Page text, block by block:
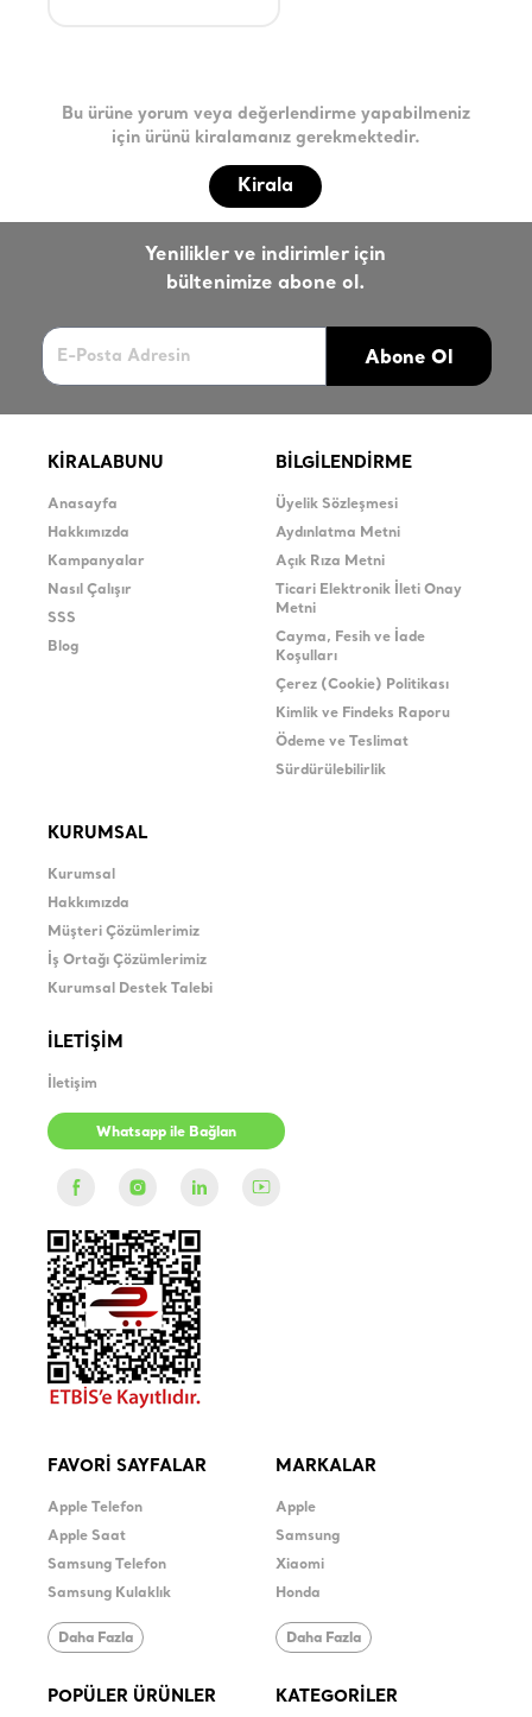
Bu ürüne yorum veya değerlendirme yapabilmeniz
için ürünü kiralamanız gerekmektedir.
Kirala
Yenilikler ve indirimler için
bültenimize abone ol.
Abone Ol
KİRALABUNU
Anasayfa
Hakkımızda
Kampanyalar
Nasıl Çalışır
SSS
Blog
BİLGİLENDİRME
Üyelik Sözleşmesi
Aydınlatma Metni
Açık Rıza Metni
Ticari Elektronik İleti Onay
Metni
Cayma, Fesih ve İade
Koşulları
Çerez (Cookie) Politikası
Kimlik ve Findeks Raporu
Ödeme ve Teslimat
Sürdürülebilirlik
KURUMSAL
Kurumsal
Hakkımızda
Müşteri Çözümlerimiz
İş Ortağı Çözümlerimiz
Kurumsal Destek Talebi
İLETİŞİM
İletişim
Whatsapp ile Bağlan
FAVORİ SAYFALAR
Apple Telefon
Apple Saat
Samsung Telefon
Samsung Kulaklık
Daha Fazla
MARKALAR
Apple
Samsung
Xiaomi
Honda
Daha Fazla
POPÜLER ÜRÜNLER KATEGORİLER